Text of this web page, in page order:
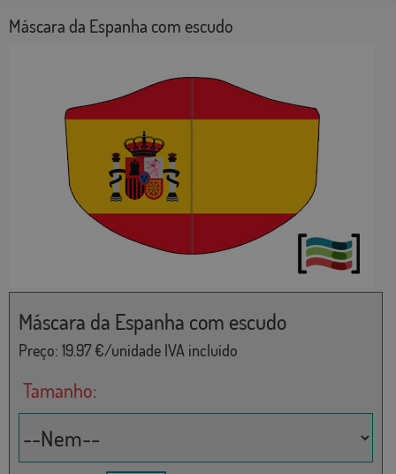
Máscara da Espanha com escudo
Máscara da Espanha com escudo
Preço: 19.97€/unidade IVA incluído
Tamanho: